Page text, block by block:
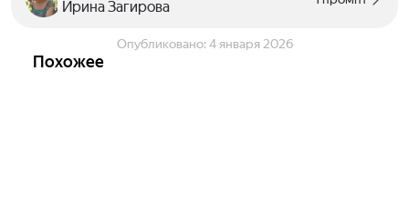
Ирина Загирова
Опубликовано: 4 января 2026
Похожее